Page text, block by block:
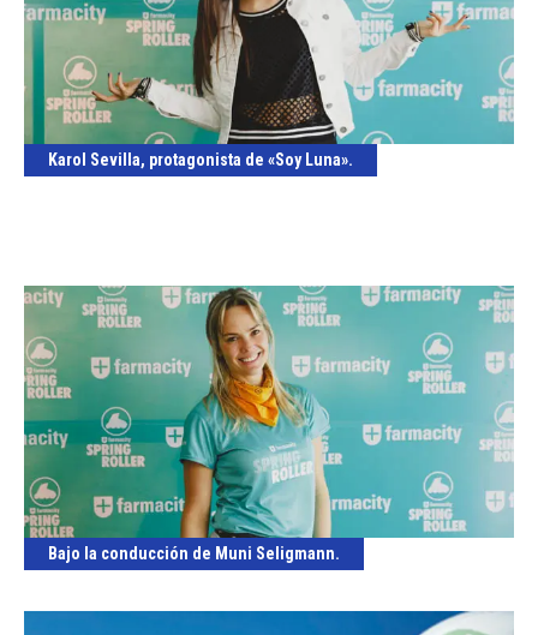
Karol Sevilla, protagonista de «Soy Luna».
Bajo la conducción de Muni Seligmann.